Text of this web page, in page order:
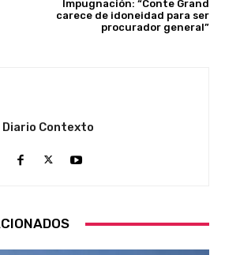
Impugnación: “Conte Grand
carece de idoneidad para ser
procurador general”
Diario Contexto